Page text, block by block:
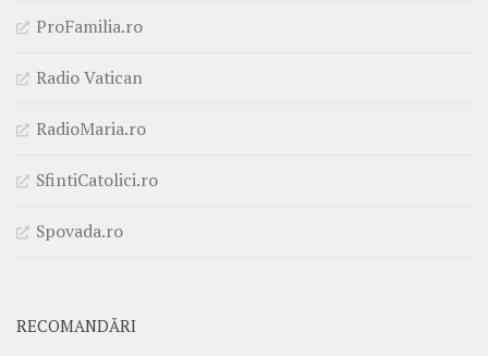
ProFamilia.ro
Radio Vatican
RadioMaria.ro
SfintiCatolici.ro
Spovada.ro
RECOMANDĂRI